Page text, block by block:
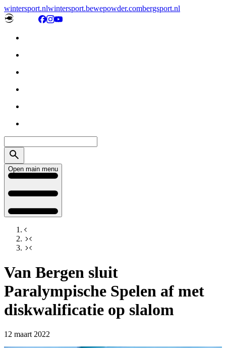
wintersport.nlwintersport.bewepowder.combergsport.nl
Open main menu
Van Bergen sluit
Paralympische Spelen af met
diskwalificatie op slalom
12 maart 2022